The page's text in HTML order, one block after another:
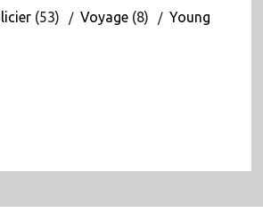
(53) Voyage(8) Young